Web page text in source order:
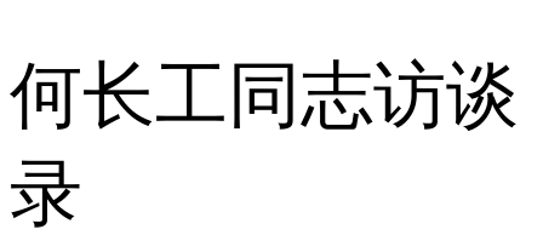
何长工同志访谈
录